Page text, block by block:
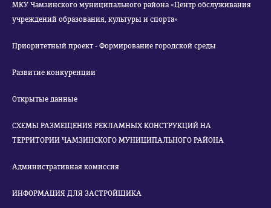
МКУ Чамзинского муниципального района «Центр обслуживания
учреждений образования, культуры и спорта»
Приоритетный проект - Формирование городской среды
Развитие конкуренции
Открытые данные
СХЕМЫ РАЗМЕЩЕНИЯ РЕКЛАМНЫХ КОНСТРУКЦИЙ НА
ТЕРРИТОРИИ ЧАМЗИНСКОГО МУНИЦИПАЛЬНОГО РАЙОНА
Административная комиссия
ИНФОРМАЦИЯ ДЛЯ ЗАСТРОЙЩИКА